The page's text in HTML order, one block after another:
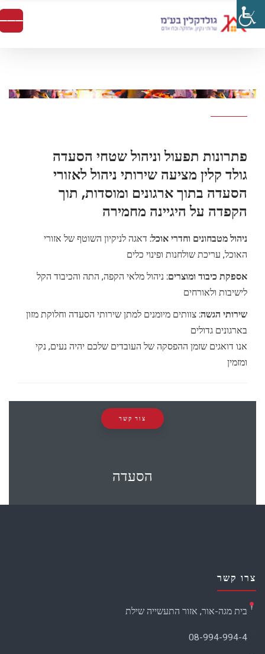
פתרונות תפעול וניהול שטחי הסעדה
גולד קלין מציעה שירותי ניהול לאזורי
הסעדה בתוך ארגונים ומוסדות, תוך
הקפדה על היגיינה מחמירה
ניהול מטבחונים וחדרי אוכל: דאגה לניקיון השוטף של אזורי
האוכל, עריכת שולחנות ופינוי כלים
אספקת כיבוד ומוצרים: ניהול מלאי הקפה, התה והכיבוד הקל
לישיבות ולאורחים
שירותי הגשה: צוותים מיומנים למתן שירותי הסעדה וחלוקת מזון
בארגונים גדולים
אנו דואגים שזמן ההפסקה של העובדים שלכם יהיה נעים, נקי
ומזמין
צור קשר
הסעדה
צרו קשר
בית מגה-אור, אזור התעשייה שילת
08-994-994-4